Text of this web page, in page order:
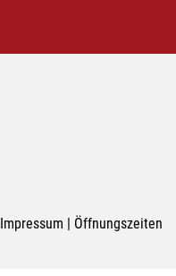
Impressum | Öffnungszeiten